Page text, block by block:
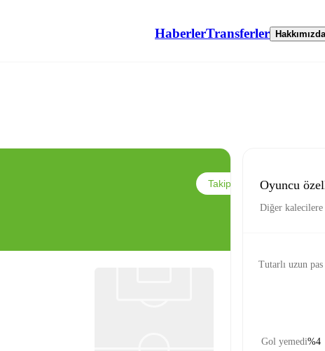
HaberlerTransferler Hakkımızda
Takip et Oyuncu
Diğer kalecilere
Tutarlı uzun pas
Gol yemedi%4